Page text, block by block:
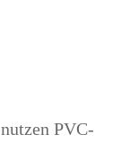
PVC-